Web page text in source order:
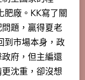
肥廠。KK寫了關
題，贏得夏老
到市場本身，政
府，但主編還
沈重，卻沒想